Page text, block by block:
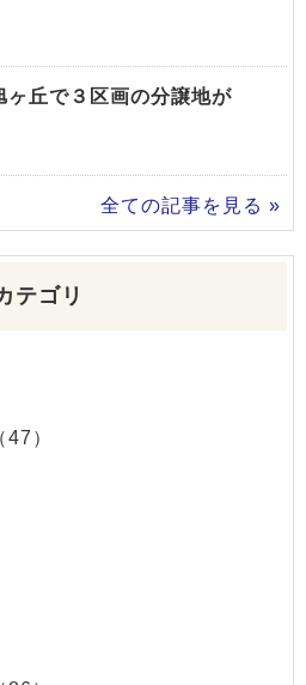
ヶ丘で３区画の分譲地が
全ての記事を見る »
テゴリ
）